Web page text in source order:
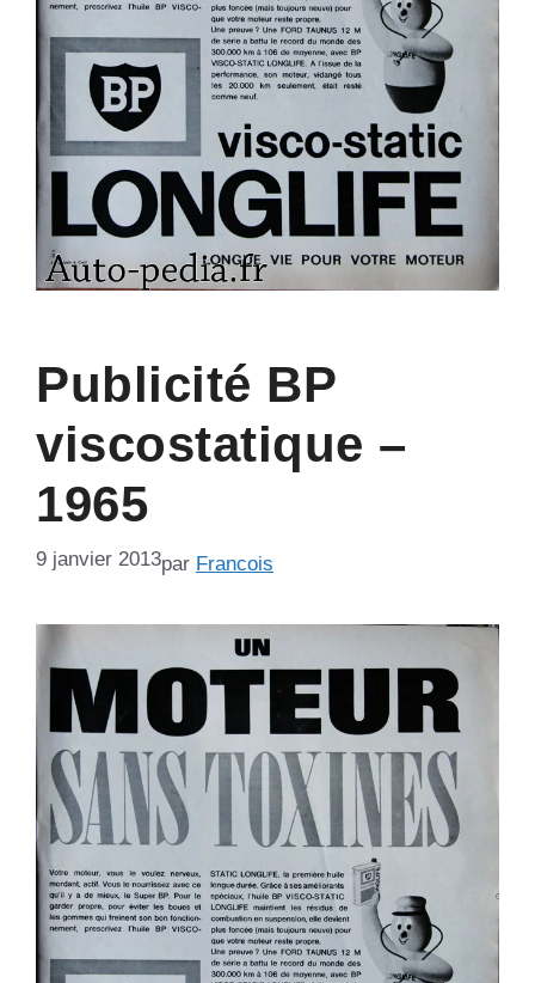
Publicité BP
viscostatique –
1965
9 janvier 2013par Francois